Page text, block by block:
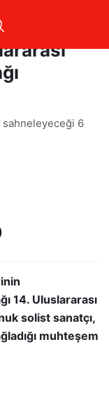
Genel
6
14. Uluslararası
solist sanatçı,
muhteşem